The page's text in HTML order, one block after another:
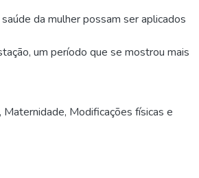
da mulher possam ser aplicados
um período que se mostrou mais
, Maternidade, Modificações físicas e